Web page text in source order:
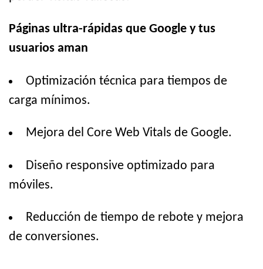
Páginas ultra-rápidas que Google y tus
usuarios aman
Optimización técnica para tiempos de
carga mínimos.
Mejora del Core Web Vitals de Google.
Diseño responsive optimizado para
móviles.
Reducción de tiempo de rebote y mejora
de conversiones.